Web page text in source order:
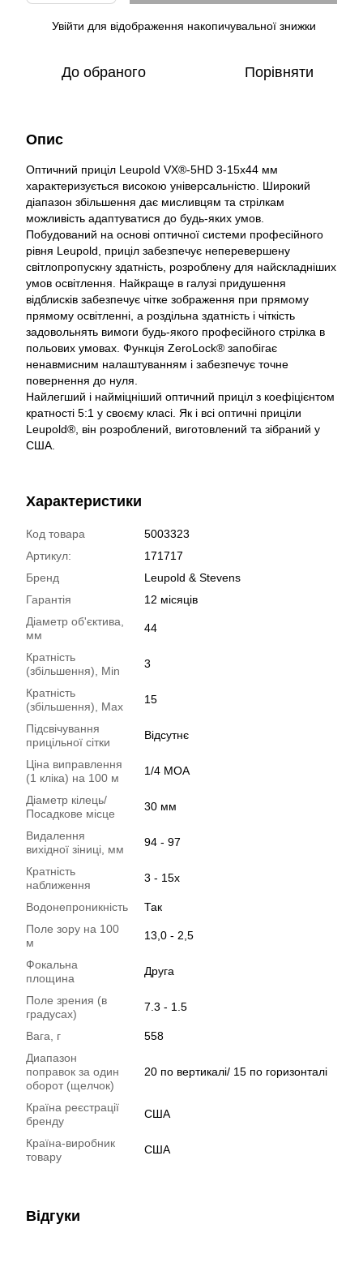
Увійти для відображення накопичувальної знижки
До обраного Порівняти
Опис
Оптичний приціл Leupold VX®-5HD 3-15x44 мм
характеризується високою універсальністю. Широкий
діапазон збільшення дає мисливцям та стрілкам
можливість адаптуватися до будь-яких умов.
Побудований на основі оптичної системи професійного
рівня Leupold, приціл забезпечує неперевершену
світлопропускну здатність, розроблену для найскладніших
умов освітлення. Найкраще в галузі придушення
відблисків забезпечує чітке зображення при прямому
прямому освітленні, а роздільна здатність і чіткість
задовольнять вимоги будь-якого професійного стрілка в
польових умовах. Функція ZeroLock® запобігає
ненавмисним налаштуванням і забезпечує точне
повернення до нуля.
Найлегший і найміцніший оптичний приціл з коефіцієнтом
кратності 5:1 у своєму класі. Як і всі оптичні приціли
Leupold®, він розроблений, виготовлений та зібраний у
США.
Характеристики
Код товара
5003323
Артикул:
171717
Бренд
Leupold & Stevens
Гарантія
12 місяців
Діаметр об'єктива,
мм
44
Кратність
(збільшення), Min
3
Кратність
(збільшення), Max
15
Підсвічування
прицільної сітки
Відсутнє
Ціна виправлення
(1 кліка) на 100 м
1/4 MOA
Діаметр кілець/
Посадкове місце
30 мм
Видалення
вихідної зіниці, мм
94 - 97
Кратність
наближення
3 - 15х
Водонепроникність
Так
Поле зору на 100
м
13,0 - 2,5
Фокальна
площина
Друга
Поле зрения (в
градусах)
7.3 - 1.5
Вага, г
558
Диапазон
поправок за один
оборот (щелчок)
20 по вертикалі/ 15 по горизонталі
Країна реєстрації
бренду
США
Країна-виробник
товару
США
Відгуки